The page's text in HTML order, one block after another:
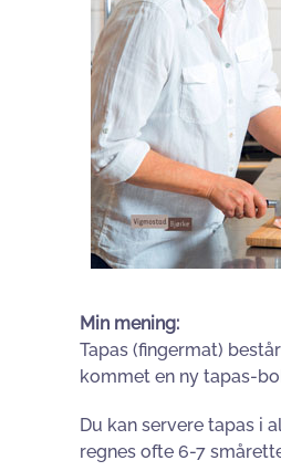
Min mening:
Tapas (fingermat)
kommet en ny tapas-
Du kan servere tapas i
regnes ofte 6-7